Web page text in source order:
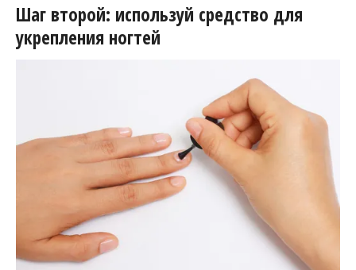
Шаг второй: используй средство для
укрепления ногтей